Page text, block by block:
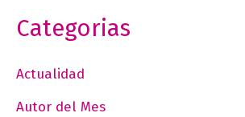
Categorias
Actualidad
Autor del Mes